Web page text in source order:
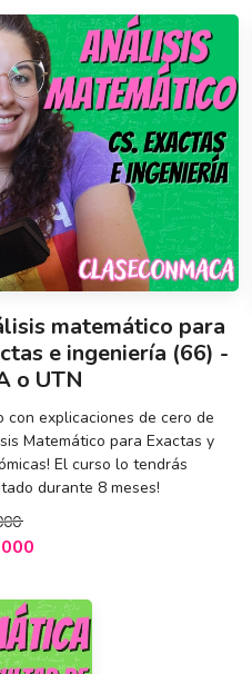
matemático para
e ingeniería (66) -
o UTN
con explicaciones de cero de
Matemático para Exactas y
El curso lo tendrás
durante 8 meses!